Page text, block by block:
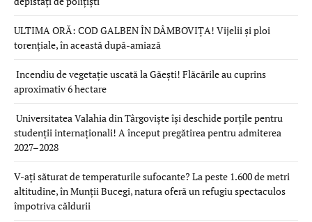
ULTIMA ORĂ: COD GALBEN ÎN DÂMBOVIȚA! Vijelii și ploi
torențiale, în această după-amiază
Incendiu de vegetație uscată la Găești! Flăcările au cuprins
aproximativ 6 hectare
Universitatea Valahia din Târgoviște își deschide porțile pentru
studenții internaționali! A început pregătirea pentru admiterea
2027–2028
V-ați săturat de temperaturile sufocante? La peste 1.600 de metri
altitudine, în Munții Bucegi, natura oferă un refugiu spectaculos
împotriva căldurii